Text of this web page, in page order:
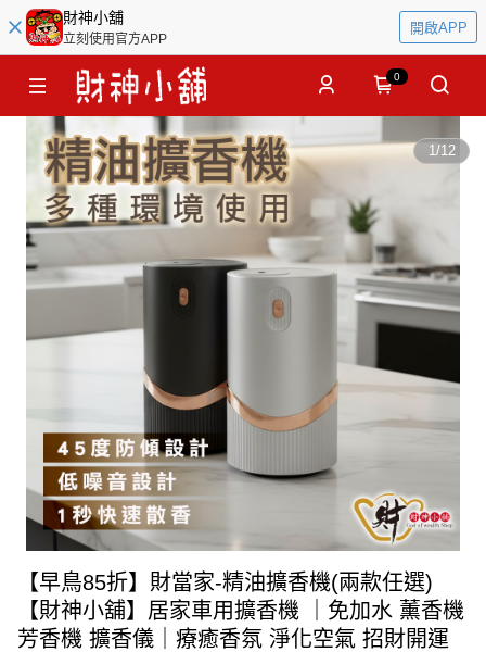
財神小舖
立刻使用官方APP
開啟APP
0
1/12
【早鳥85折】財當家-精油擴香機(兩款任選)
【財神小舖】居家車用擴香機 ｜免加水 薰香機
芳香機 擴香儀｜療癒香氛 淨化空氣 招財開運